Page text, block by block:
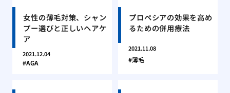
女性の薄毛対策、シャン
プー選びと正しいヘアケ
ア
2021.12.04
AGA
プロペシアの効果を高め
るための併用療法
2021.11.08
薄毛